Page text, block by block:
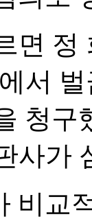
면
서
청구
사가
비교